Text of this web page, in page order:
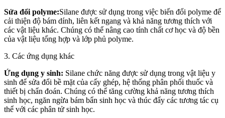
Sửa đổi polyme:Silane được sử dụng trong việc biến đổi polyme để
cải thiện độ bám dính, liên kết ngang và khả năng tương thích với
các vật liệu khác. Chúng có thể nâng cao tính chất cơ học và độ bền
của vật liệu tổng hợp và lớp phủ polyme.
3. Các ứng dụng khác
Ứng dụng y sinh: Silane chức năng được sử dụng trong vật liệu y
sinh để sửa đổi bề mặt của cấy ghép, hệ thống phân phối thuốc và
thiết bị chẩn đoán. Chúng có thể tăng cường khả năng tương thích
sinh học, ngăn ngừa bám bẩn sinh học và thúc đẩy các tương tác cụ
thể với các phân tử sinh học.